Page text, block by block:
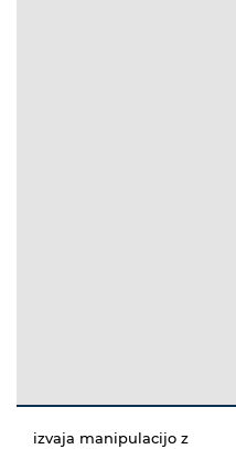
izvaja manipulacijo z